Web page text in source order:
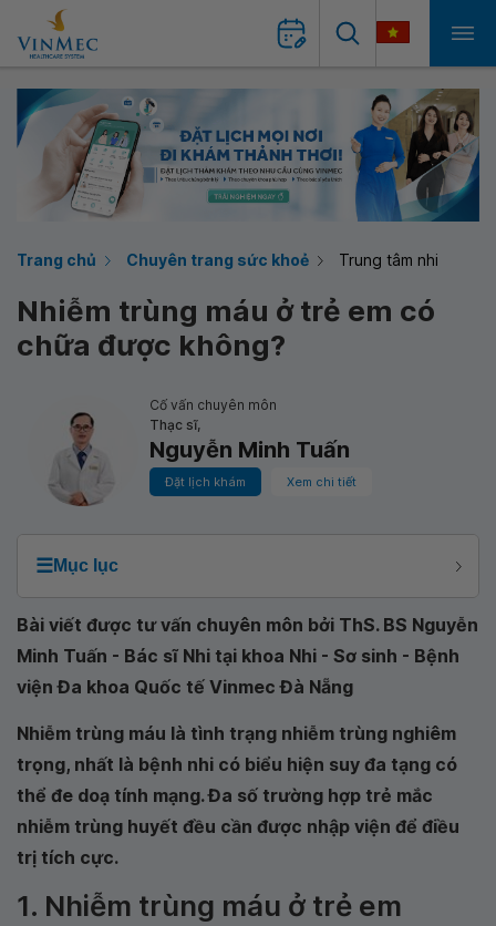
Trang chủ Chuyên trang sức khoẻ Trung tâm nhi
Nhiễm trùng máu ở trẻ em có
chữa được không?
Cố vấn chuyên môn
Thạc sĩ,
Nguyễn Minh Tuấn
Đặt lịch khám Xem chi tiết
☰Mục lục
Bài viết được tư vấn chuyên môn bởi ThS. BS Nguyễn
Minh Tuấn - Bác sĩ Nhi tại khoa Nhi - Sơ sinh - Bệnh
viện Đa khoa Quốc tế Vinmec Đà Nẵng
Nhiễm trùng máu là tình trạng nhiễm trùng nghiêm
trọng, nhất là bệnh nhi có biểu hiện suy đa tạng có
thể đe doạ tính mạng. Đa số trường hợp trẻ mắc
nhiễm trùng huyết đều cần được nhập viện để điều
trị tích cực.
1. Nhiễm trùng máu ở trẻ em